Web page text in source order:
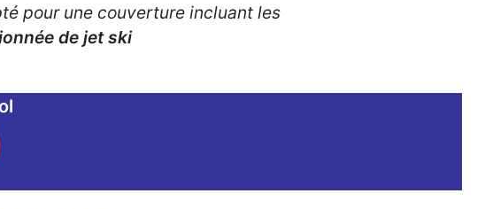
pour une couverture incluant les
de jet ski